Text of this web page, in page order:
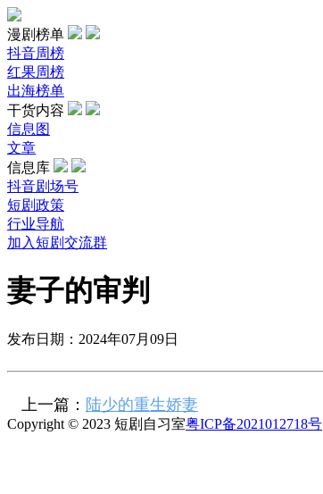
漫剧榜单
抖音周榜
红果周榜
出海榜单
干货内容
信息图
文章
信息库
抖音剧场号
短剧政策
行业导航
加入短剧交流群
妻子的审判
发布日期：2024年07月09日
上一篇： 陆少的重生娇妻
Copyright © 2023 短剧自习室粤ICP备2021012718号